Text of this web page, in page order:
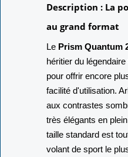
Description : La
au grand format
Le Prism Quantum
héritier du
pour offrir encore
facilité d'utilisation.
aux contrastes
très élégants en
taille standard est
volant de sport le